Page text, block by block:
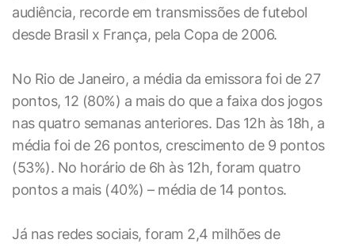
audiência, recorde em transmissões de futebol
desde Brasil x França, pela Copa de 2006.
No Rio de Janeiro, a média da emissora foi de 27
pontos, 12 (80%) a mais do que a faixa dos jogos
nas quatro semanas anteriores. Das 12h às 18h, a
média foi de 26 pontos, crescimento de 9 pontos
(53%). No horário de 6h às 12h, foram quatro
pontos a mais (40%) – média de 14 pontos.
Já nas redes sociais, foram 2,4 milhões de